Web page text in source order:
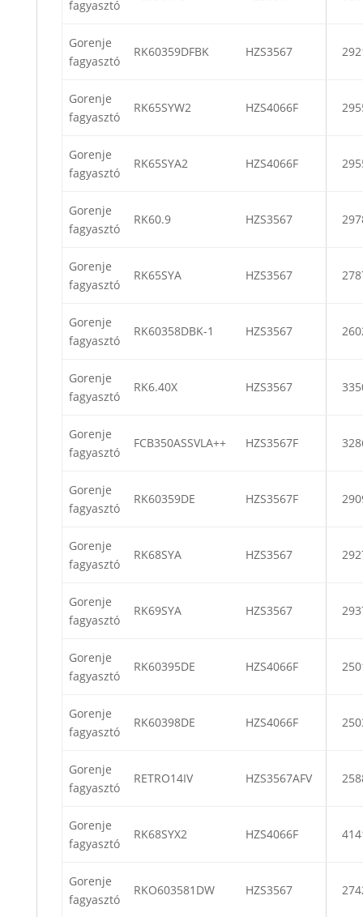
fagyasztó
Gorenje
fagyasztó
RK60359DFBK HZS3567
Gorenje
fagyasztó
RK65SYW2 HZS4066F
Gorenje
fagyasztó
RK65SYA2 HZS4066F
Gorenje
fagyasztó
RK60.9 HZS3567
Gorenje
fagyasztó
RK65SYA HZS3567
Gorenje
fagyasztó
RK60358DBK-1 HZS3567
Gorenje
fagyasztó
RK6.40X HZS3567
Gorenje
fagyasztó
FCB350ASSVLA++ HZS3567F
Gorenje
fagyasztó
RK60359DE HZS3567F
Gorenje
fagyasztó
RK68SYA HZS3567
Gorenje
fagyasztó
RK69SYA HZS3567
Gorenje
fagyasztó
RK60395DE HZS4066F
Gorenje
fagyasztó
RK60398DE HZS4066F
Gorenje
fagyasztó
RETRO14IV HZS3567AFV
Gorenje
fagyasztó
RK68SYX2 HZS4066F
Gorenje
fagyasztó
RKO603581DW HZS3567